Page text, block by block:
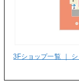
3Fショップ一覧 ｜